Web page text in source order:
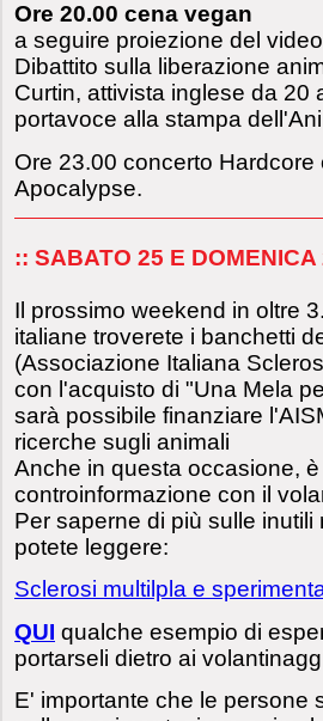
Ore 20.00 cena vegan
a seguire proiezione del
Dibattito sulla liberazione
Curtin, attivista inglese da 20
portavoce alla stampa
Ore 23.00 concerto
Apocalypse.
:: SABATO 25 E
Il prossimo weekend in oltre
italiane troverete i banchetti
(Associazione Italiana
con l'acquisto di "Una Mela
sarà possibile finanziare
ricerche sugli animali
Anche in questa occasione,
controinformazione con il
Per saperne di più sulle
potete leggere:
Sclerosi multilpla e
QUI qualche esempio di
portarseli dietro ai
E' importante che le persone